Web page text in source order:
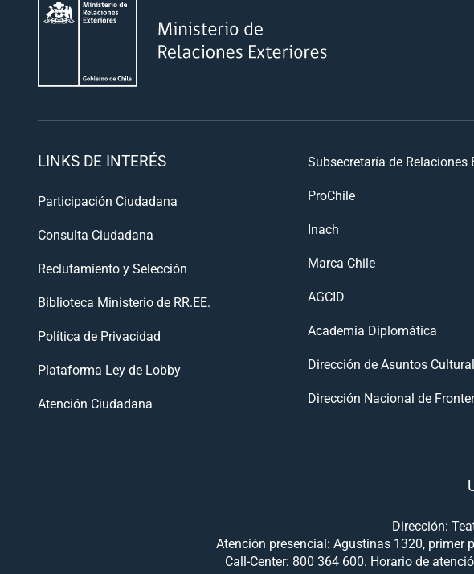
LINKS DE INTERÉS
Participación Ciudadana
Consulta Ciudadana
Reclutamiento y Selección
Biblioteca Ministerio de RR.EE.
Política de Privacidad
Plataforma Ley de Lobby
Atención Ciudadana
Subsecretaría de
ProChile
Inach
Marca Chile
AGCID
Academia Diplomática
Dirección de Asuntos
Dirección Nacional de
Dirección:
Atención presencial: Agustinas 1320, primer
Call-Center: 800 364 600. Horario de